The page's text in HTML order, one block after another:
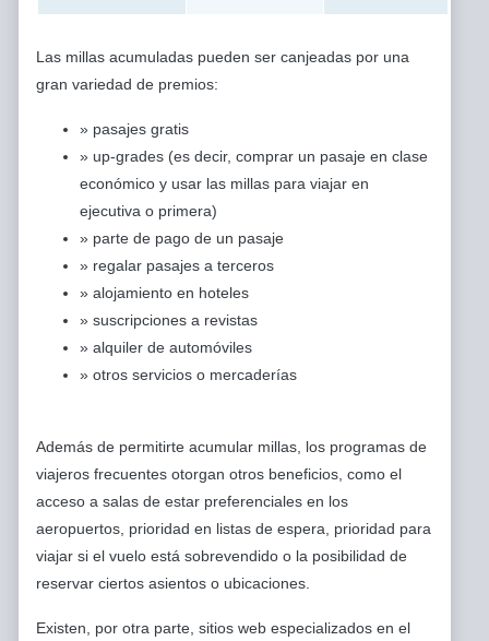
Las millas acumuladas pueden ser canjeadas por una
gran variedad de premios:
» pasajes gratis
» up-grades (es decir, comprar un pasaje en clase
económico y usar las millas para viajar en
ejecutiva o primera)
» parte de pago de un pasaje
» regalar pasajes a terceros
» alojamiento en hoteles
» suscripciones a revistas
» alquiler de automóviles
» otros servicios o mercaderías
Además de permitirte acumular millas, los programas de
viajeros frecuentes otorgan otros beneficios, como el
acceso a salas de estar preferenciales en los
aeropuertos, prioridad en listas de espera, prioridad para
viajar si el vuelo está sobrevendido o la posibilidad de
reservar ciertos asientos o ubicaciones.
Existen, por otra parte, sitios web especializados en el